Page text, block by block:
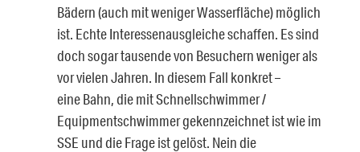
Bädern (auch mit weniger Wasserfläche) möglich
ist. Echte Interessenausgleiche schaffen. Es sind
doch sogar tausende von Besuchern weniger als
vor vielen Jahren. In diesem Fall konkret –
eine Bahn, die mit Schnellschwimmer /
Equipmentschwimmer gekennzeichnet ist wie im
SSE und die Frage ist gelöst. Nein die